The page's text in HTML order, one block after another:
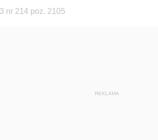
nr 214 poz. 2105
REKLAMA